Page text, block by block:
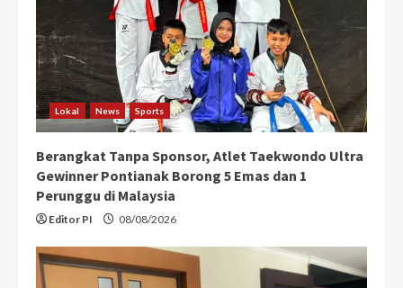
Lokal News Sports
Berangkat Tanpa Sponsor, Atlet Taekwondo Ultra
Gewinner Pontianak Borong 5 Emas dan 1
Perunggu di Malaysia
Editor PI 08/08/2026